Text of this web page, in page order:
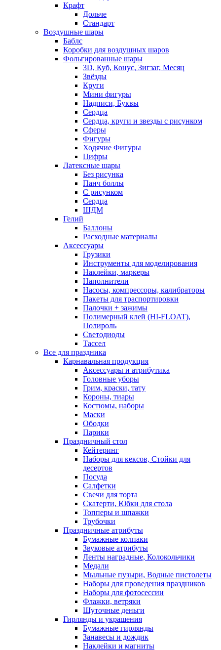
Крафт
Дольче
Стандарт
Воздушные шары
Баблс
Коробки для воздушных шаров
Фольгированные шары
3D, Куб, Конус, Зигзаг, Месяц
Звёзды
Круги
Мини фигуры
Надписи, Буквы
Сердца
Сердца, круги и звезды с рисунком
Сферы
Фигуры
Ходячие Фигуры
Цифры
Латексные шары
Без рисунка
Панч боллы
С рисунком
Сердца
ШДМ
Гелий
Баллоны
Расходные материалы
Аксессуары
Грузики
Инструменты для моделирования
Наклейки, маркеры
Наполнители
Насосы, компрессоры, калибраторы
Пакеты для траспортировки
Палочки + зажимы
Полимерный клей (HI-FLOAT),
Полироль
Светодиоды
Тассел
Все для праздника
Карнавальная продукция
Аксессуары и атрибутика
Головные уборы
Грим, краски, тату
Короны, тиары
Костюмы, наборы
Маски
Ободки
Парики
Праздничный стол
Кейтеринг
Наборы для кексов, Стойки для
десертов
Посуда
Салфетки
Свечи для торта
Скатерти, Юбки для стола
Топперы и шпажки
Трубочки
Праздничные атрибуты
Бумажные колпаки
Звуковые атрибуты
Ленты наградные, Колокольчики
Медали
Мыльные пузыри, Водные пистолеты
Наборы для проведения праздников
Наборы для фотосессии
Флажки, ветряки
Шуточные деньги
Гирлянды и украшения
Бумажные гирлянды
Занавесы и дождик
Наклейки и магниты